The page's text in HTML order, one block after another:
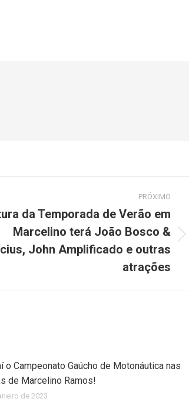
PRÓXIMO
da Temporada de Verão em
Marcelino terá João Bosco &
John Amplificado e outras
atrações
o Campeonato Gaúcho de Motonáutica nas
de Marcelino Ramos!
de 2023